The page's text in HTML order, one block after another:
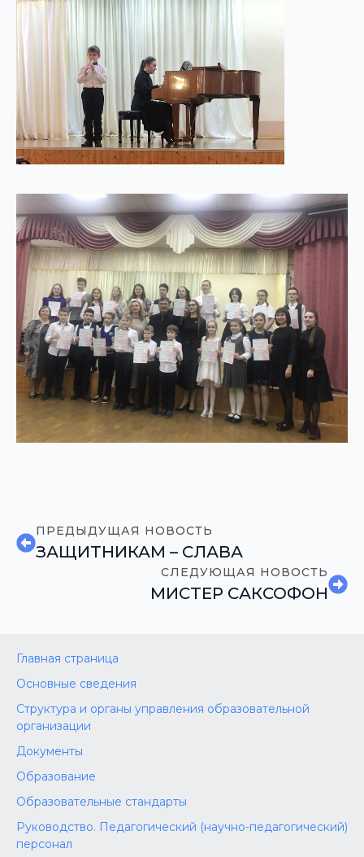
ПРЕДЫДУЩАЯ НОВОСТЬ
ЗАЩИТНИКАМ – СЛАВА
СЛЕДУЮЩАЯ НОВОСТЬ
МИСТЕР САКСОФОН
Главная страница
Основные сведения
Структура и органы управления образовательной
организации
Документы
Образование
Образовательные стандарты
Руководство. Педагогический (научно-педагогический)
персонал